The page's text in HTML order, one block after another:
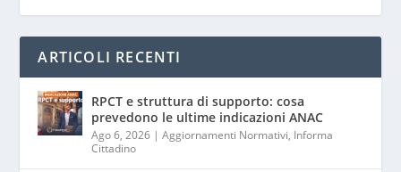
ARTICOLI RECENTI
RPCT e struttura di supporto: cosa
prevedono le ultime indicazioni ANAC
Ago 6, 2026 |Aggiornamenti Normativi, Informa
Cittadino